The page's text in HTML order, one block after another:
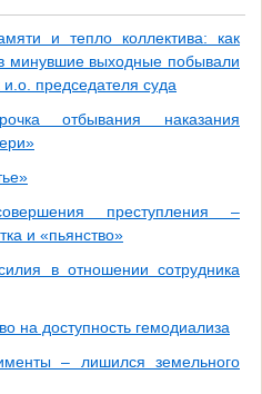
и тепло коллектива: как
минувшие выходные побывали
председателя суда
отбывания наказания
преступления –
и «пьянство»
в отношении сотрудника
на доступность гемодиализа
– лишился земельного